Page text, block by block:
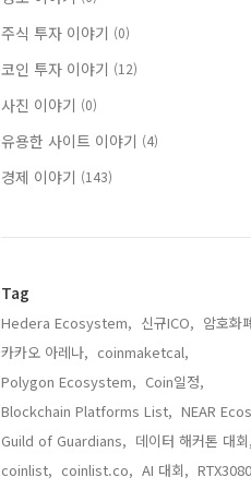
주식 투자 이야기 (0)
코인 투자 이야기 (12)
사진 이야기 (0)
유용한 사이트 이야기 (4)
경제 이야기 (143)
Tag
Hedera Ecosystem, 신규ICO, 암호화
카카오 아레나, coinmaketcal,
Polygon Ecosystem, Coin일정,
Blockchain Platforms List, NEAR
Guild of Guardians, 데이터 해커톤 대회,
coinlist, coinlist.co, AI 대회,